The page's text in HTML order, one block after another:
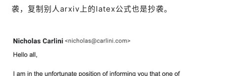
袭，复制别人arxiv上的latex公式也是抄袭。